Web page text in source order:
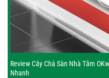
Review Cây Chà Sàn Nhà Tắm
Nhanh